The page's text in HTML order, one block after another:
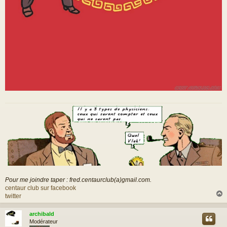
Pour me joindre taper : fred.centaurclub(a)gmail.com.
centaur club sur facebook
twitter
a
archibald
Modérateur